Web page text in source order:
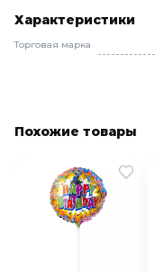
Характеристики
Торговая марка
Похожие товары